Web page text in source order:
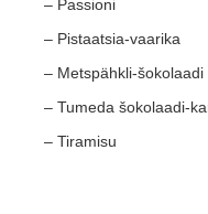
– Passioni
– Pistaatsia-vaarika
– Metspähkli-šokolaadi
– Tumeda šokolaadi-
– Tiramisu